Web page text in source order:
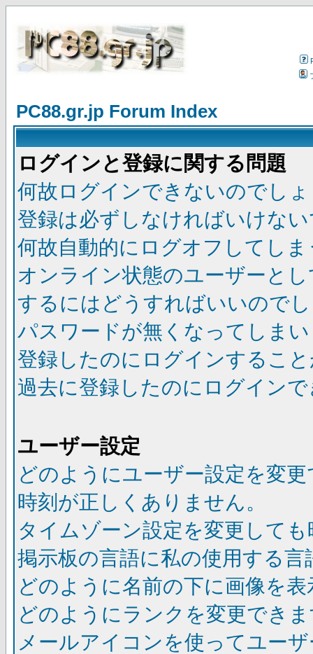
PC88.gr.jp Forum Index
ログインと登録に関する問題
何故ログインできないのでし
登録は必ずしなければいけな
何故自動的にログオフしてし
オンライン状態のユーザーと
するにはどうすればいいので
パスワードが無くなってしま
登録したのにログインするこ
過去に登録したのにログイン
ユーザー設定
どのようにユーザー設定を変
時刻が正しくありません。
タイムゾーン設定を変更して
掲示板の言語に私の使用する
どのように名前の下に画像を
どのようにランクを変更でき
メールアイコンを使ってユー